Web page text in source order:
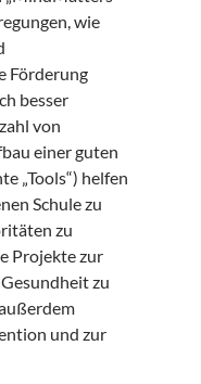
wie
Förderung
besser
von
einer guten
„Tools“) helfen
Schule zu
zu
Projekte zur
zu
und zur